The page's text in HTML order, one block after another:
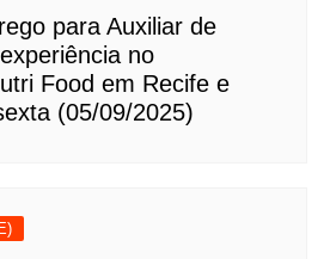
para Auxiliar de
no
Food em Recife e
(05/09/2025)